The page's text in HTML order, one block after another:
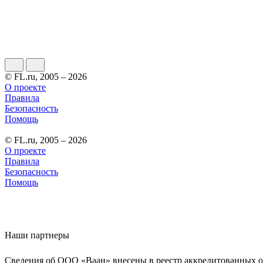
© FL.ru, 2005 – 2026
О проекте
Правила
Безопасность
Помощь
© FL.ru, 2005 – 2026
О проекте
Правила
Безопасность
Помощь
Наши партнеры
Сведения об ООО «Ваан» внесены в реестр аккредитованных